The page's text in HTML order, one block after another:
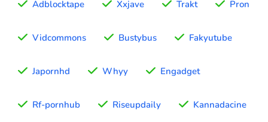
Adblocktape Xxjave Trakt Pron
Vidcommons Bustybus Fakyutube
Japornhd Whyy Engadget
Rf-pornhub Riseupdaily Kannadacine